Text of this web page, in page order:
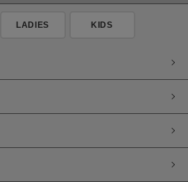
LADIES KIDS